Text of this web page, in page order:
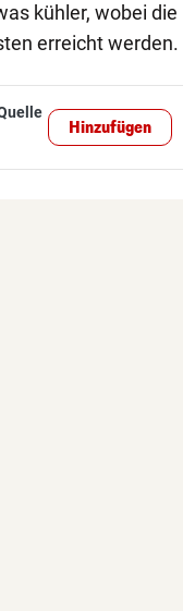
kühler, wobei die
erreicht werden.
Hinzufügen